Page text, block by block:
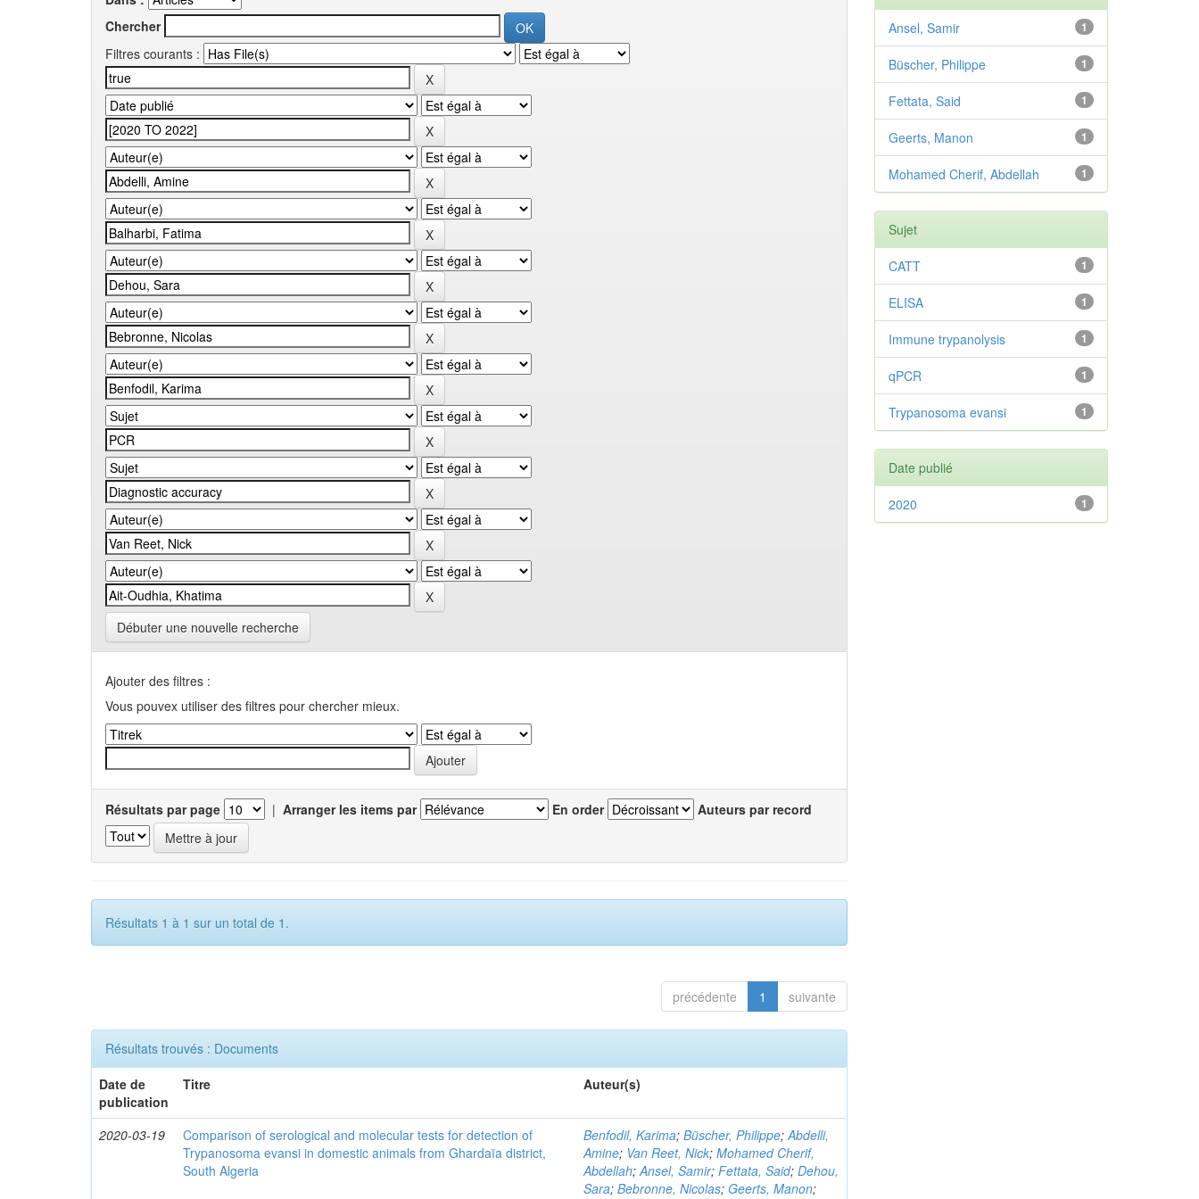
Chercher
Filtres courants :
Débuter une nouvelle recherche
Ajouter des filtres :
Vous pouvex utiliser des filtres pour chercher mieux.
Résultats par page | Arranger les items par En order Auteurs par record
Résultats 1 à 1 sur un total de 1.
précédente 1 suivante
Résultats trouvés : Documents
Date de
publication
Titre Auteur(s)
2020-03-19
Comparison of serological and molecular tests for detection of
Trypanosoma evansi in domestic animals from Ghardaïa district,
South Algeria
Benfodil, Karima;Büscher, Philippe;Abdelli,
Amine; Van Reet, Nick;Mohamed Cherif,
Abdellah;Ansel, Samir;Fettata, Said;Dehou,
Sara;Bebronne, Nicolas; Geerts, Manon;
1
Ansel, Samir
1
Büscher, Philippe
1
Fettata, Said
1
Geerts, Manon
1
Mohamed Cherif, Abdellah
Sujet
1
CATT
1
ELISA
1
Immune trypanolysis
1
qPCR
1
Trypanosoma evansi
Date publié
1
2020